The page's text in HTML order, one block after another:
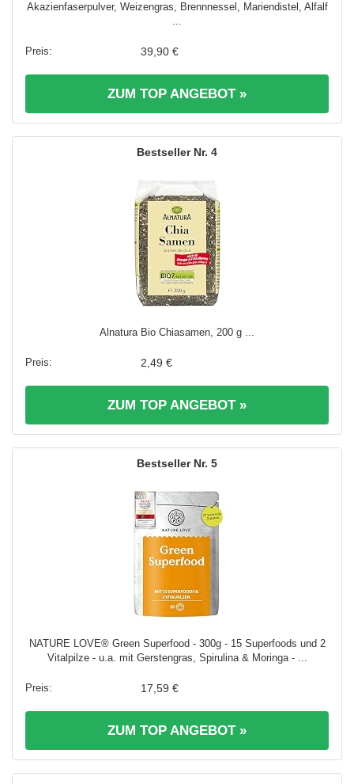
Akazienfaserpulver, Weizengras, Brennnessel, Mariendistel, Alfalf
...
39,90 €
ZUM TOP ANGEBOT »
4
Alnatura Bio Chiasamen, 200 g ...
2,49 €
ZUM TOP ANGEBOT »
5
NATURE LOVE® Green Superfood - 300g - 15 Superfoods und 2
Vitalpilze - u.a. mit Gerstengras, Spirulina & Moringa - ...
17,59 €
ZUM TOP ANGEBOT »